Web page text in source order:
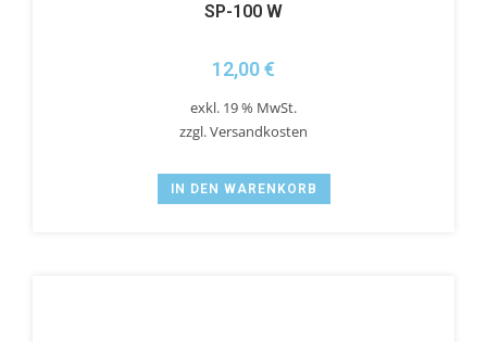
SP-100 W
12,00€
exkl. 19 % MwSt.
zzgl.Versandkosten
IN DEN WARENKORB